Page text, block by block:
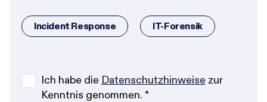
Incident Response IT-Forensik
Ich habe die Datenschutzhinweise zur
Kenntnis genommen. *